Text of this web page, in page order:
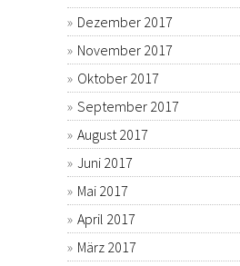
Dezember 2017
November 2017
Oktober 2017
September 2017
August 2017
Juni 2017
Mai 2017
April 2017
März 2017